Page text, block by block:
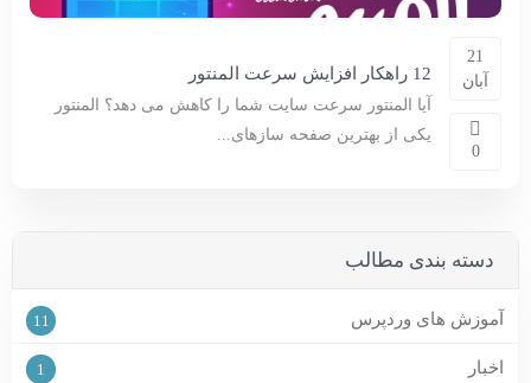
21
آبان
0
12 راهکار افزایش سرعت المنتور
آیا المنتور سرعت سایت شما را کاهش می دهد؟ المنتور
یکی از بهترین صفحه سازهای...
دسته بندی مطالب
آموزش های وردپرس 11
اخبار 1